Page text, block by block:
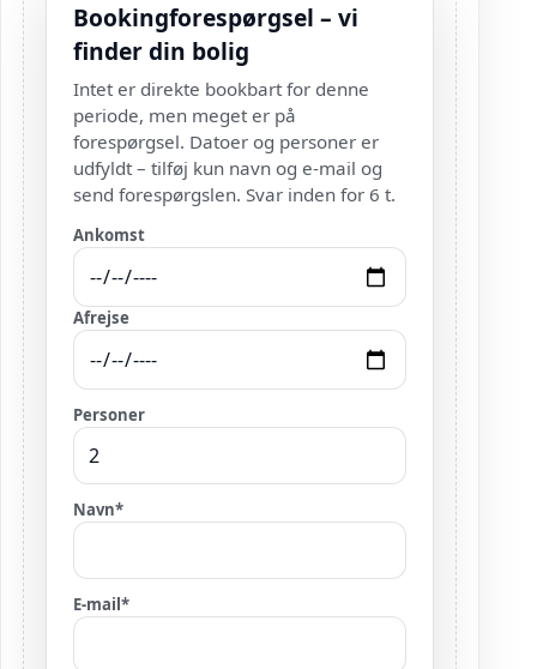
Bookingforespørgsel – vi
finder din bolig
Intet er direkte bookbart for denne
periode, men meget er på
forespørgsel. Datoer og personer er
udfyldt – tilføj kun navn og e-mail og
send forespørgslen. Svar inden for 6 t.
Ankomst
Afrejse
Personer
Navn*
E-mail*